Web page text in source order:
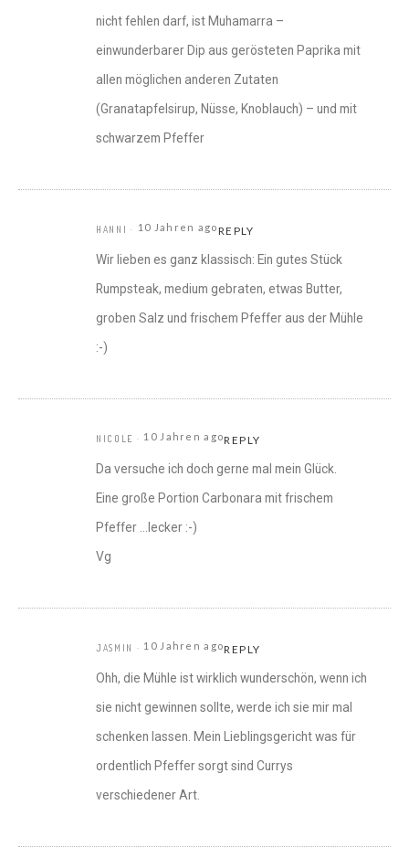
nicht fehlen darf, ist Muhamarra –
einwunderbarer Dip aus gerösteten Paprika mit
allen möglichen anderen Zutaten
(Granatapfelsirup, Nüsse, Knoblauch) – und mit
schwarzem Pfeffer
HANNI 10 Jahren agoREPLY
Wir lieben es ganz klassisch: Ein gutes Stück
Rumpsteak, medium gebraten, etwas Butter,
groben Salz und frischem Pfeffer aus der Mühle
:-)
NICOLE 10 Jahren agoREPLY
Da versuche ich doch gerne mal mein Glück.
Eine große Portion Carbonara mit frischem
Pfeffer …lecker :-)
Vg
JASMIN 10 Jahren agoREPLY
Ohh, die Mühle ist wirklich wunderschön, wenn ich
sie nicht gewinnen sollte, werde ich sie mir mal
schenken lassen. Mein Lieblingsgericht was für
ordentlich Pfeffer sorgt sind Currys
verschiedener Art.